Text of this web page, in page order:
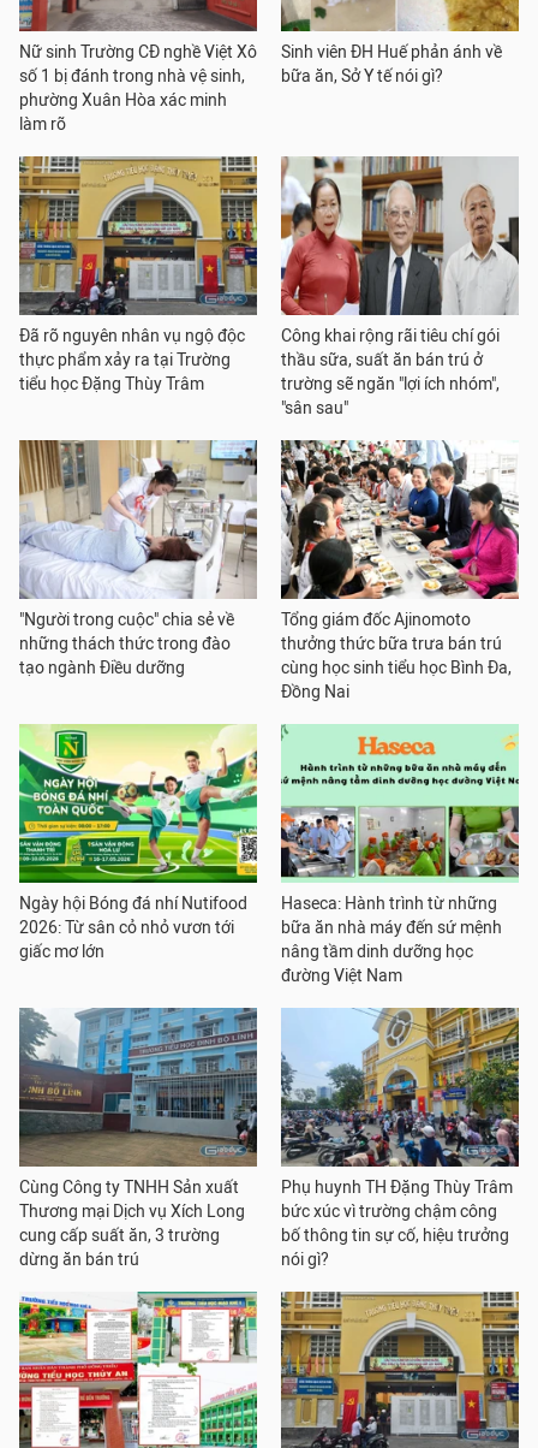
Nữ sinh Trường CĐ nghề Việt Xô
số 1 bị đánh trong nhà vệ sinh,
phường Xuân Hòa xác minh
làm rõ
Sinh viên ĐH Huế phản ánh về
bữa ăn, Sở Y tế nói gì?
Đã rõ nguyên nhân vụ ngộ độc
thực phẩm xảy ra tại Trường
tiểu học Đặng Thùy Trâm
Công khai rộng rãi tiêu chí gói
thầu sữa, suất ăn bán trú ở
trường sẽ ngăn "lợi ích nhóm",
"sân sau"
"Người trong cuộc" chia sẻ về
những thách thức trong đào
tạo ngành Điều dưỡng
Tổng giám đốc Ajinomoto
thưởng thức bữa trưa bán trú
cùng học sinh tiểu học Bình Đa,
Đồng Nai
Ngày hội Bóng đá nhí Nutifood
2026: Từ sân cỏ nhỏ vươn tới
giấc mơ lớn
Haseca: Hành trình từ những
bữa ăn nhà máy đến sứ mệnh
nâng tầm dinh dưỡng học
đường Việt Nam
Cùng Công ty TNHH Sản xuất
Thương mại Dịch vụ Xích Long
cung cấp suất ăn, 3 trường
dừng ăn bán trú
Phụ huynh TH Đặng Thùy Trâm
bức xúc vì trường chậm công
bố thông tin sự cố, hiệu trưởng
nói gì?